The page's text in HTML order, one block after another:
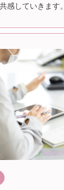
感していきます。